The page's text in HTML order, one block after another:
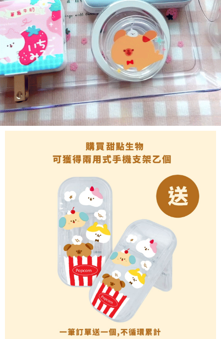
AFTEE 於本服務必要服務範圍內運用。關於 AFTEE 對於個人資料之蒐集、
處理、利用，詳參 AFTEE 官網之『個人資料蒐集、處理及利用告知聲明』
（https://aftee.tw/privacypolicy/）。
若款項超過繳費期限，將根據當次的金額加收年利率 16% 的逾期滯納金。
未成年的使用者，請事先徵得法定代理人或監護人之同意方可使用
AFTEE。
若您對於個人資料之處理、利用有任何疑問，或欲行使相關法律權利，請聯
繫恩沛科技股份有限公司。若您不同意我們將上開所示之個人資料，連同必
要之購買訂單資訊提供予 AFTEE ，或讓 AFTEE 蒐集處理利用您的個人資
料，請勿選用本服務。